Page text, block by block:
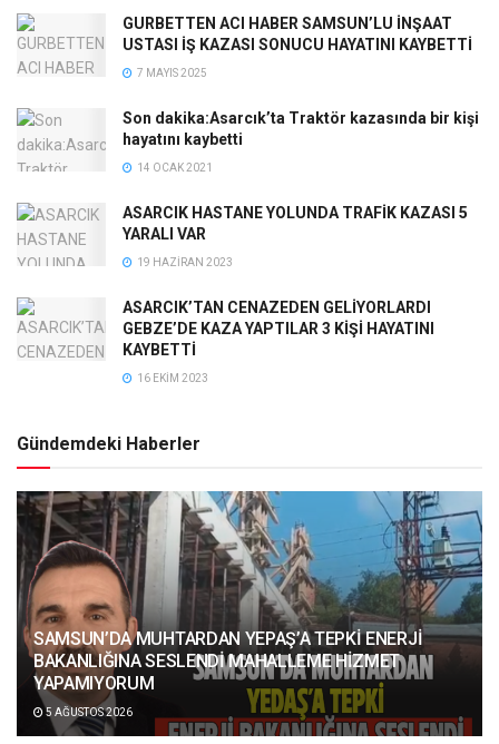
GURBETTEN ACI HABER SAMSUN’LU İNŞAAT
USTASI İŞ KAZASI SONUCU HAYATINI KAYBETTİ
7 MAYIS 2025
Son dakika:Asarcık’ta Traktör kazasında bir kişi
hayatını kaybetti
14 OCAK 2021
ASARCIK HASTANE YOLUNDA TRAFİK KAZASI 5
YARALI VAR
19 HAZIRAN 2023
ASARCIK’TAN CENAZEDEN GELİYORLARDI
GEBZE’DE KAZA YAPTILAR 3 KİŞİ HAYATINI
KAYBETTİ
16 EKIM 2023
Gündemdeki Haberler
SAMSUN’DA MUHTARDAN YEPAŞ’A TEPKİ ENERJİ
BAKANLIĞINA SESLENDİ MAHALLEME HİZMET
YAPAMIYORUM
5 AĞUSTOS 2026